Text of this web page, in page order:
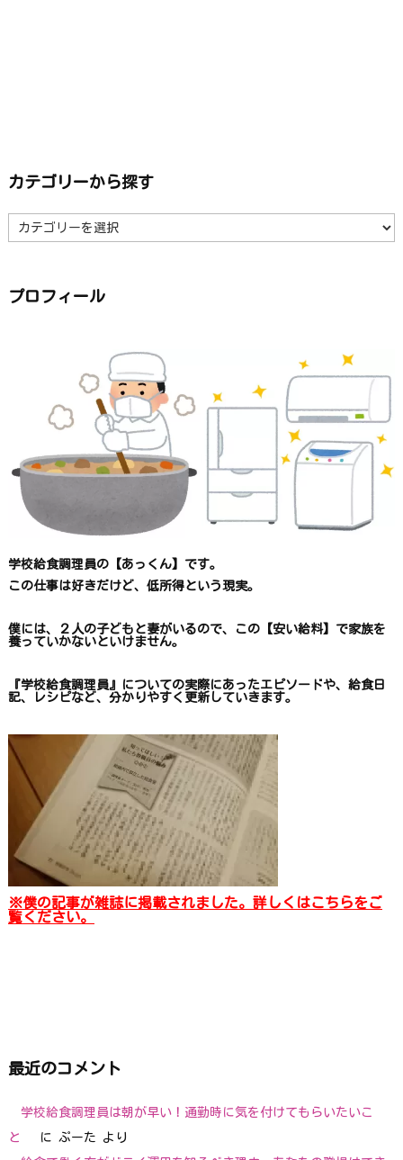
カテゴリーから探す
テ
ゴ
ら
探
プロフィール
学校給食調理員の【あっくん】です。
この仕事は好きだけど、 低所得という現実。
僕には、２人の子どもと妻がいるので、 この【安い給料】で家族を
養っていかないといけません。
『学校給食調理員』についての実際にあったエピソードや、 給食日
記、レシピなど、 分かりやすく更新していきます。
※僕の記事が雑誌に掲載されました。詳しくはこちらをご
覧ください。
最近のコメント
学校給食調理員は朝が早い！通勤時に気を付けてもらいたいこ
と
に ぷーた より